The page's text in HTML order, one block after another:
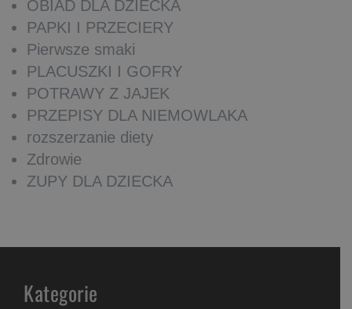
OBIAD DLA DZIECKA
PAPKI I PRZECIERY
Pierwsze smaki
PLACUSZKI I GOFRY
POTRAWY Z JAJEK
PRZEPISY DLA NIEMOWLAKA
rozszerzanie diety
Zdrowie
ZUPY DLA DZIECKA
Kategorie